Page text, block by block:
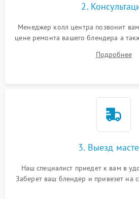
2.
Менеджер колл центра позвонит
цене ремонта вашего блендера а
Подробнее
3. Выезд
Наш специалист приедет к вам в
Заберет ваш блендер и привезет на